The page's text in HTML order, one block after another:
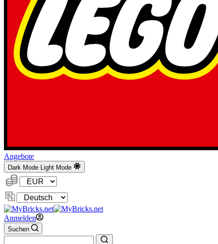
Angebote
Dark Mode Light Mode
Währung:
Sprache
ändern
Anmelden
Suchen